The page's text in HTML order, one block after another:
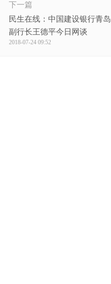
下一篇
民生在线：中国建设银行青
副行长王德平今日网谈
2018-07-24 09:52